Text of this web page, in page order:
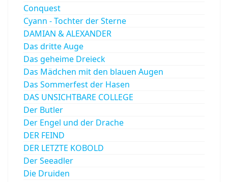
Conquest
Cyann - Tochter der Sterne
DAMIAN & ALEXANDER
Das dritte Auge
Das geheime Dreieck
Das Mädchen mit den blauen Augen
Das Sommerfest der Hasen
DAS UNSICHTBARE COLLEGE
Der Butler
Der Engel und der Drache
DER FEIND
DER LETZTE KOBOLD
Der Seeadler
Die Druiden